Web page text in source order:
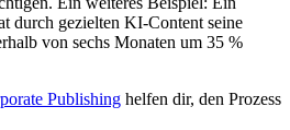
durch gezielten KI-Content seine
von sechs Monaten um 35 %
Publishing helfen dir, den Prozess